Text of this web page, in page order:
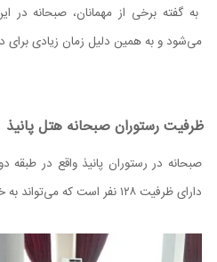
به گفته برخی از مهمانان، صبحانه
می‌شود و به همین دلیل زمان زیادی
ظرفیت رستوران صبحانه هتل پانیذ
صبحانه در رستوران پانیذ واقع در
دارای ظرفیت ۱۲۸ نفر است که می‌تواند به خوبی از مهمانان پذیرایی کند.